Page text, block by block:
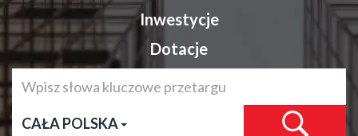
Inwestycje
Dotacje
CAŁA POLSKA